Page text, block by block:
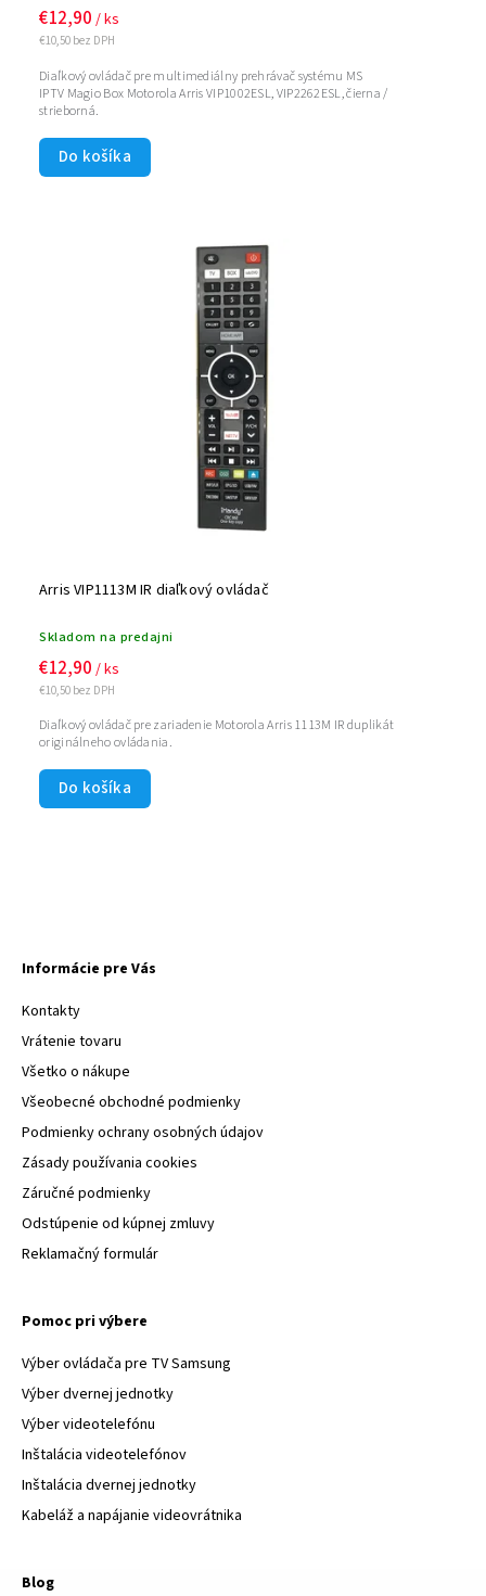
€10,50 bez DPH
€12,90 / ks
Do košíka
Diaľkový ovládač pre multimediálny prehrávač systému MS
IPTV Magio Box Motorola Arris VIP1002ESL, VIP2262ESL, čierna /
strieborná.
Arris VIP1113M IR diaľkový ovládač
Skladom na predajni
€10,50 bez DPH
€12,90 / ks
Do košíka
Diaľkový ovládač pre zariadenie Motorola Arris 1113M IR duplikát
originálneho ovládania.
Informácie pre Vás
Kontakty
Vrátenie tovaru
Všetko o nákupe
Všeobecné obchodné podmienky
Podmienky ochrany osobných údajov
Zásady používania cookies
Záručné podmienky
Odstúpenie od kúpnej zmluvy
Reklamačný formulár
Pomoc pri výbere
Výber ovládača pre TV Samsung
Výber dvernej jednotky
Výber videotelefónu
Inštalácia videotelefónov
Inštalácia dvernej jednotky
Kabeláž a napájanie videovrátnika
Blog